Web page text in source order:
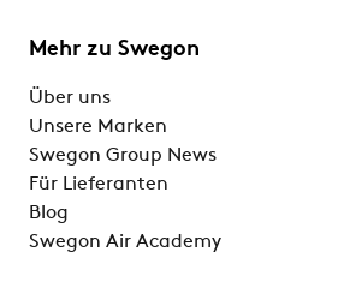
Mehr zu Swegon
Über uns
Unsere Marken
Swegon Group News
Für Lieferanten
Blog
Swegon Air Academy